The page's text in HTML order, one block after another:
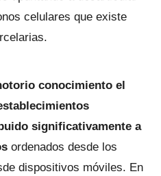
celulares que existe
conocimiento el
significativamente a
ordenados desde los
dispositivos móviles. En